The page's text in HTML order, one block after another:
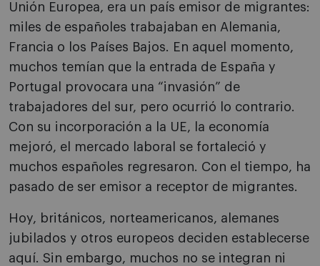
Unión Europea, era un país emisor de migrantes:
miles de españoles trabajaban en Alemania,
Francia o los Países Bajos. En aquel momento,
muchos temían que la entrada de España y
Portugal provocara una “invasión” de
trabajadores del sur, pero ocurrió lo contrario.
Con su incorporación a la UE, la economía
mejoró, el mercado laboral se fortaleció y
muchos españoles regresaron. Con el tiempo, ha
pasado de ser emisor a receptor de migrantes.
Hoy, británicos, norteamericanos, alemanes
jubilados y otros europeos deciden establecerse
aquí. Sin embargo, muchos no se integran ni